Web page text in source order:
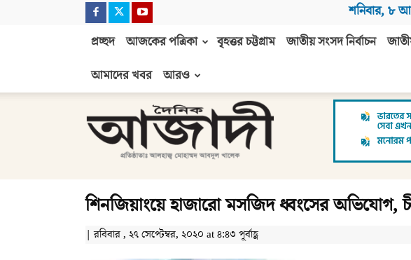
শনিবার, ৮
প্রচ্ছদ আজকের পত্রিকা বৃহত্তর চট্টগ্রাম জাতীয় সংসদ নির্বাচন
আমাদের খবর
আরও
আজাদী
শিনজিয়াংয়ে হাজারো মসজিদ ধ্বংসের অভিযোগ,
| রবিবার , ২৭ সেপ্টেম্বর, ২০২০ at ৪:৪৩ পূর্বাহ্ণ